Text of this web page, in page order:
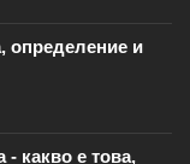
определение и
какво е това,